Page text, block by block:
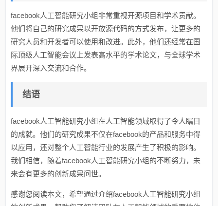
facebook人工智能研究小组非常重视开源项目和学术贡献。
他们将自己的研究成果以开放源代码的方式发布，让更多的
研究人员和开发者可以使用和改进。此外，他们还经常在国
际顶级人工智能会议上发表高水平的学术论文，与全球学术
界展开深入交流和合作。
结语
facebook人工智能研究小组在人工智能领域取得了令人瞩目
的成就。他们的研究成果不仅在facebook的产品和服务中得
以应用，还对整个人工智能行业的发展产生了积极的影响。
我们相信，随着facebook人工智能研究小组的不断努力，未
来会有更多的创新成果问世。
感谢您阅读本文，希望通过介绍facebook人工智能研究小组